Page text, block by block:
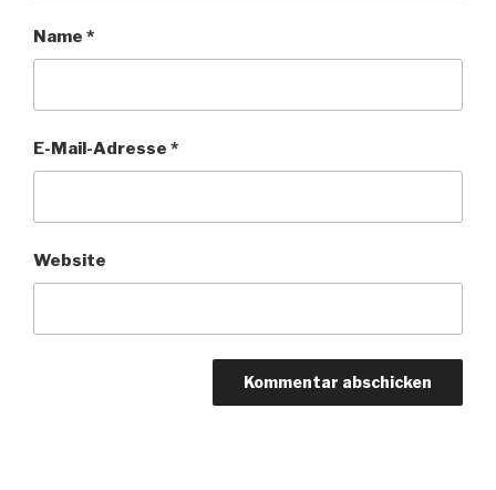
Name *
E-Mail-Adresse *
Website